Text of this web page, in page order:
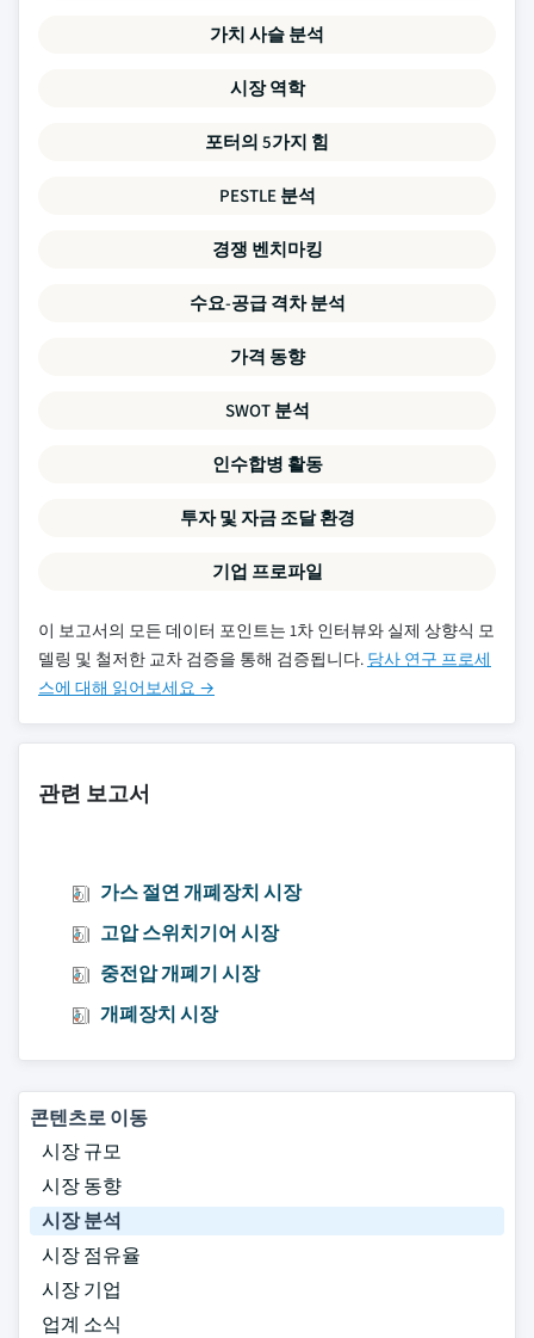
가치 사슬 분석
시장 역학
포터의 5가지 힘
PESTLE 분석
경쟁 벤치마킹
수요-공급 격차 분석
가격 동향
SWOT 분석
인수합병 활동
투자 및 자금 조달 환경
기업 프로파일
이 보고서의 모든 데이터 포인트는 1차 인터뷰와 실제 상향식 모
델링 및 철저한 교차 검증을 통해 검증됩니다. 당사 연구 프로세
스에 대해 읽어보세요 →
관련 보고서
가스 절연 개폐장치 시장
고압 스위치기어 시장
중전압 개폐기 시장
개폐장치 시장
콘텐츠로 이동
시장 규모
시장 동향
시장 분석
시장 점유율
시장 기업
업계 소식